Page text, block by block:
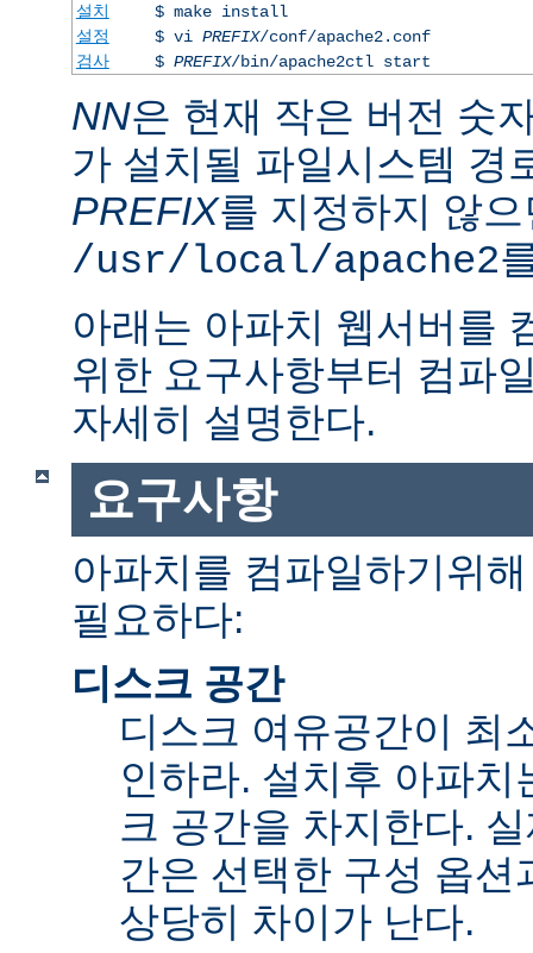
설치
$ make install
설정
$ vi PREFIX/conf/apache2.conf
검사
$ PREFIX/bin/apache2ctl start
NN은 현재 작은 버전 숫
가 설치될 파일시스템 경
PREFIX를 지정하지 않
/usr/local/apache2
아래는 아파치 웹서버를
위한 요구사항부터 컴파
자세히 설명한다.
요구사항
아파치를 컴파일하기위
필요하다:
디스크 공간
디스크 여유공간이 최
인하라. 설치후 아파
크 공간을 차지한다.
간은 선택한 구성 옵
상당히 차이가 난다.